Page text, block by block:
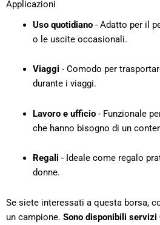
Applicazioni
Uso quotidiano- Adatto per il
o le uscite occasionali.
Viaggi - Comodo per
durante i viaggi.
Lavoro e ufficio- Funzionale
che hanno bisogno di un
Regali - Ideale come regalo
donne.
Se siete interessati a questa borsa,
un campione. Sono disponibili servizi